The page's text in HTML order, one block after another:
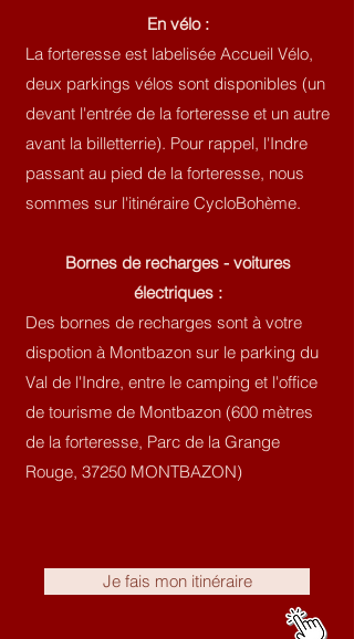
En vélo :
La forteresse est labelisée Accueil Vélo,
deux parkings vélos sont disponibles (un
devant l'entrée de la forteresse et un autre
avant la billetterrie). Pour rappel, l'Indre
passant au pied de la forteresse, nous
sommes sur l'itinéraire CycloBohème.
Bornes de recharges - voitures
électriques :
Des bornes de recharges sont à votre
dispotion à Montbazon sur le parking du
Val de l'Indre, entre le camping et l'office
de tourisme de Montbazon (600 mètres
de la forteresse, Parc de la Grange
Rouge, 37250 MONTBAZON)
Je fais mon itinéraire